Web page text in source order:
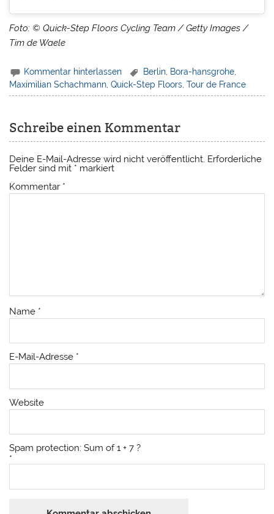
Foto: © Quick-Step Floors Cycling Team / Getty Images /
Tim de Waele
Kommentar hinterlassen Berlin Bora-hansgrohe
Maximilian Schachmann ,Quick-Step Floors ,Tour de France
Schreibe einen Kommentar
Deine E-Mail-Adresse wird nicht veröffentlicht. Erforderliche
Felder sind mit * markiert
Kommentar *
Name *
E-Mail-Adresse *
Website
Spam protection: Sum of 1 + 7 ?
*